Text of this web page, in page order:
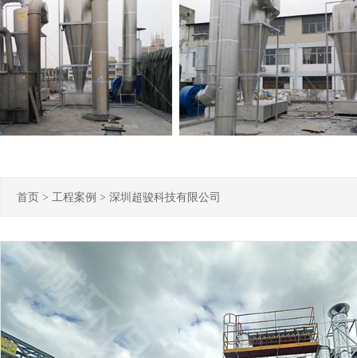
首页 > 工程案例 > 深圳超骏科技有限公司